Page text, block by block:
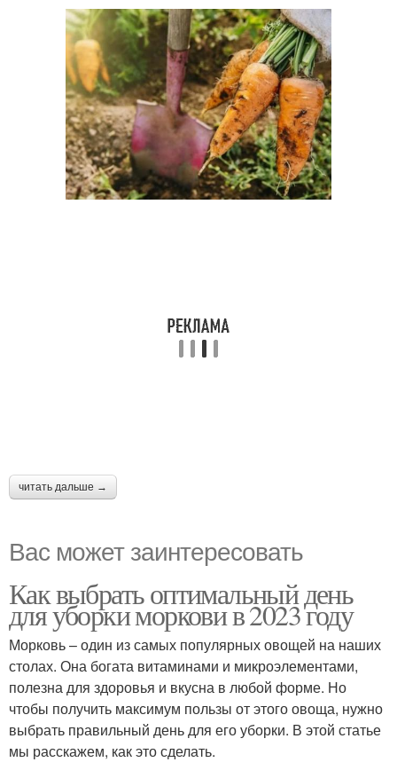
читать дальше →
Вас может заинтересовать
Как выбрать оптимальный день
для уборки моркови в 2023 году
Морковь – один из самых популярных овощей на наших
столах. Она богата витаминами и микроэлементами,
полезна для здоровья и вкусна в любой форме. Но
чтобы получить максимум пользы от этого овоща, нужно
выбрать правильный день для его уборки. В этой статье
мы расскажем, как это сделать.